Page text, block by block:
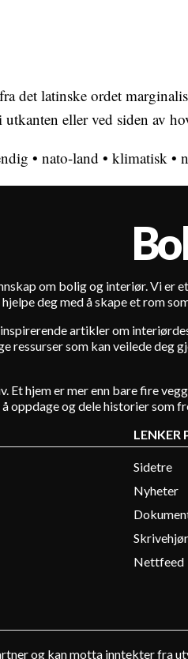
det latinske ordet
eller ved siden av
• nato-land • klimatisk •
om bolig og interiør. Vi er
deg med å skape et rom
artikler om
ressurser som kan veilede
hjem er mer enn bare fire
oppdage og dele historier som
og kan motta inntekter fra
LENKER
Sidetre
Nyheter
Nettfeed